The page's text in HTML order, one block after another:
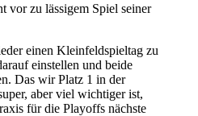
vor zu lässigem Spiel seiner
einen Kleinfeldspieltag zu
einstellen und beide
Das wir Platz 1 in der
aber viel wichtiger ist,
für die Playoffs nächste